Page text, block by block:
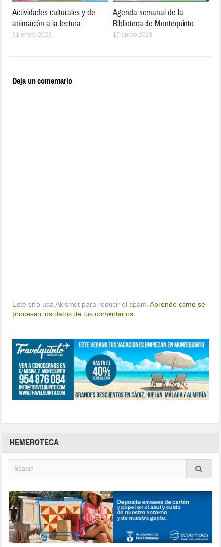
Actividades culturales y de
animación a la lectura
31 enero 2023
Agenda semanal de la
Biblioteca de Montequinto
17 enero 2023
Deja un comentario
Este sitio usa Akismet para reducir el spam.Aprende cómo se
procesan los datos de tus comentarios.
HEMEROTECA